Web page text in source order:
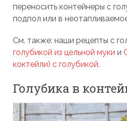
переносить контейнеры с
подпол или в
См. также: наши рецепты с
голубикой из цельной муки и
коктейли) с голубикой.
Голубика в